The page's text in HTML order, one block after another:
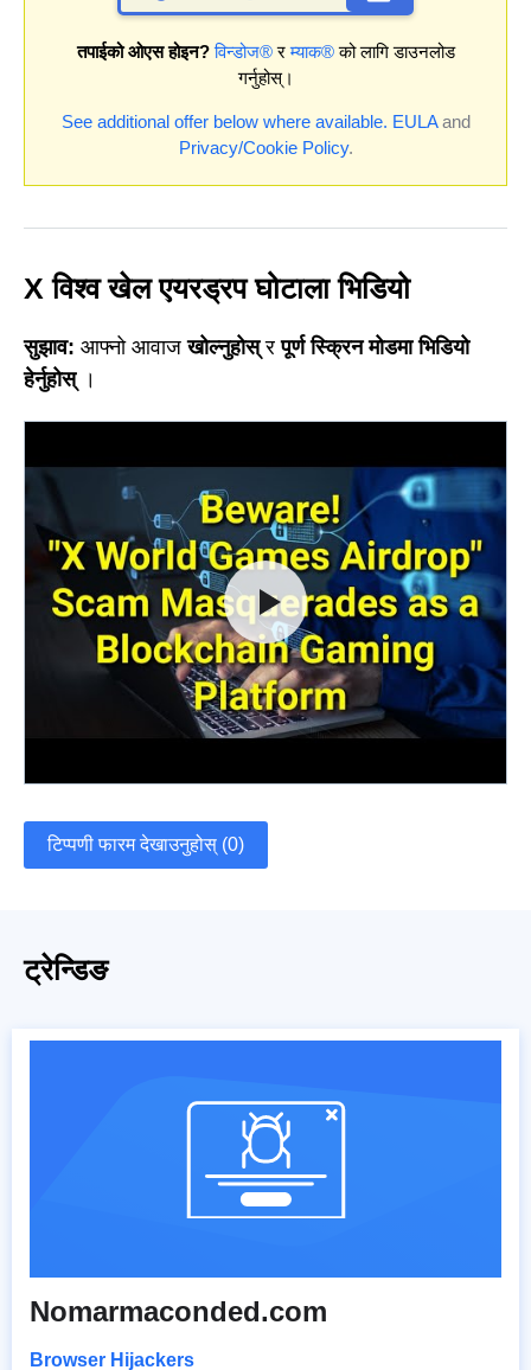
तपाईको ओएस होइन? विन्डोज®रम्याक®को लागि डाउनलोड
गर्नुहोस्।
See additional offer below where available. EULAand
Privacy/Cookie Policy.
X विश्व खेल एयरड्रप घोटाला भिडियो
सुझाव: आफ्नो आवाजखोल्नुहोस्रपूर्ण स्क्रिन मोडमा भिडियो
हेर्नुहोस्।
टिप्पणी फारम देखाउनुहोस् (0)
ट्रेन्डिङ
Nomarmaconded.com
Browser Hijackers